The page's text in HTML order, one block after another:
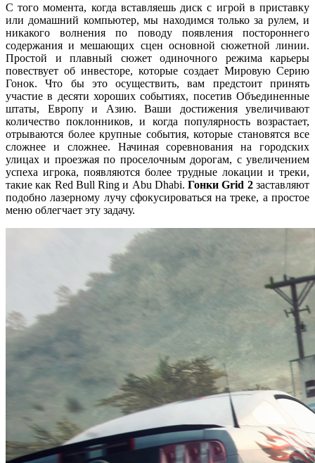
С того момента, когда вставляешь диск с игрой в приставку
или домашний компьютер, мы находимся только за рулем, и
никакого волнения по поводу появления постороннего
содержания и мешающих сцен основной сюжетной линии.
Простой и плавный сюжет одиночного режима карьеры
повествует об инвесторе, которые создает Мировую Серию
Гонок. Что бы это осуществить, вам предстоит принять
участие в десяти хороших событиях, посетив Объединенные
штаты, Европу и Азию. Ваши достижения увеличивают
количество поклонников, и когда популярность возрастает,
отрываются более крупные события, которые становятся все
сложнее и сложнее. Начиная соревнования на городских
улицах и проезжая по проселочным дорогам, с увеличением
успеха игрока, появляются более трудные локации и треки,
такие как Red Bull Ring и Abu Dhabi.Гонки Grid 2заставляют
подобно лазерному лучу сфокусироваться на треке, а простое
меню облегчает эту задачу.